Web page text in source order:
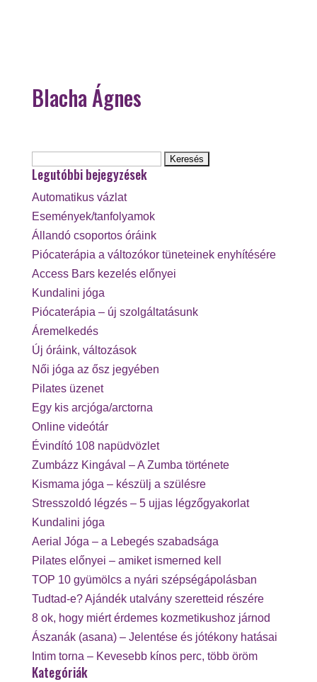
Blacha Ágnes
Legutóbbi bejegyzések
Automatikus vázlat
Események/tanfolyamok
Állandó csoportos óráink
Piócaterápia a változókor tüneteinek enyhítésére
Access Bars kezelés előnyei
Kundalini jóga
Piócaterápia – új szolgáltatásunk
Áremelkedés
Új óráink, változások
Női jóga az ősz jegyében
Pilates üzenet
Egy kis arcjóga/arctorna
Online videótár
Évindító 108 napüdvözlet
Zumbázz Kingával – A Zumba története
Kismama jóga – készülj a szülésre
Stresszoldó légzés – 5 ujjas légzőgyakorlat
Kundalini jóga
Aerial Jóga – a Lebegés szabadsága
Pilates előnyei – amiket ismerned kell
TOP 10 gyümölcs a nyári szépségápolásban
Tudtad-e? Ajándék utalvány szeretteid részére
8 ok, hogy miért érdemes kozmetikushoz járnod
Ászanák (asana) – Jelentése és jótékony hatásai
Intim torna – Kevesebb kínos perc, több öröm
Kategóriák